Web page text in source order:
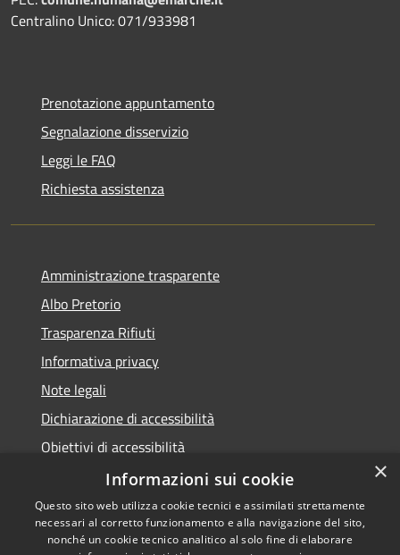
Centralino Unico: 071/933981
Prenotazione appuntamento
Segnalazione disservizio
Leggi le FAQ
Richiesta assistenza
Amministrazione trasparente
Albo Pretorio
Trasparenza Rifiuti
Informativa privacy
Note legali
Dichiarazione di accessibilità
Obiettivi di accessibilità
Whistleblowing
×
Informazioni sui cookie
Questo sito web utilizza cookie tecnici e assimilati strettamente
necessari al corretto funzionamento e alla navigazione del sito,
nonché un cookie tecnico analitico al solo fine di elaborare